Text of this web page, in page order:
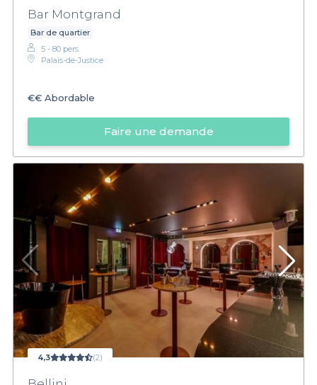
Bar Montgrand
Bar de quartier
5 - 80 pers.
Palais-de-Justice
€€ Abordable
Faire une demande
4,3 (2)